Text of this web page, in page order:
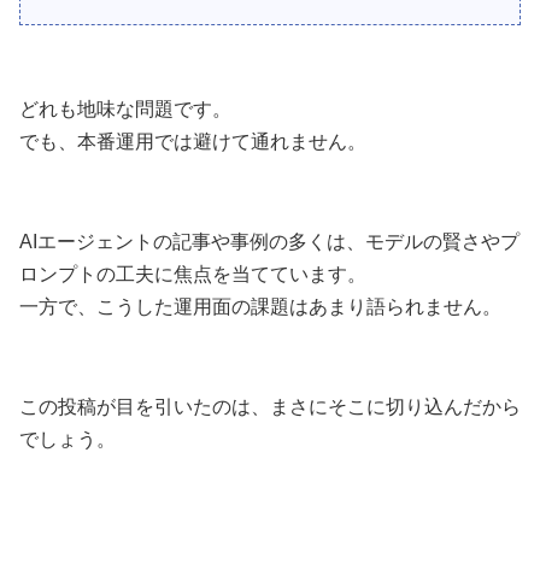
どれも地味な問題です。
でも、本番運用では避けて通れません。
AIエージェントの記事や事例の多くは、モデルの賢さやプ
ロンプトの工夫に焦点を当てています。
一方で、こうした運用面の課題はあまり語られません。
この投稿が目を引いたのは、まさにそこに切り込んだから
でしょう。